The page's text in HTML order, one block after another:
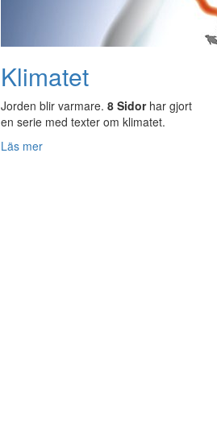
Klimatet
Jorden blir varmare. 8 Sidorhar gjort
en serie med texter om klimatet.
Läs mer